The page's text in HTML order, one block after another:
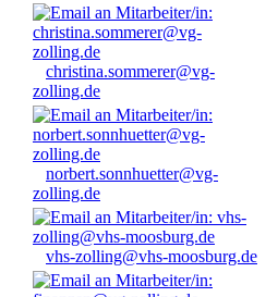
christina.sommerer@vg-
zolling.de
norbert.sonnhuetter@vg-
zolling.de
vhs-zolling@vhs-moosburg.de